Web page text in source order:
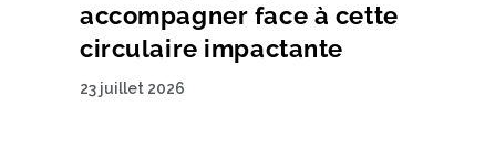
accompagner face à cette
circulaire impactante
23 juillet 2026